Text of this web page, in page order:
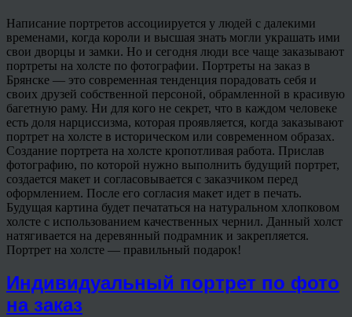
Написание портретов ассоциируется у людей с далекими
временами, когда короли и высшая знать могли украшать ими
свои дворцы и замки. Но и сегодня люди все чаще заказывают
портреты на холсте по фотографии. Портреты на заказ в
Брянске — это современная тенденция порадовать себя и
своих друзей собственной персоной, обрамленной в красивую
багетную раму. Ни для кого не секрет, что в каждом человеке
есть доля нарциссизма, которая проявляется, когда заказывают
портрет на холсте в историческом или современном образах.
Создание портрета на холсте кропотливая работа. Прислав
фотографию, по которой нужно выполнить будущий портрет,
создается макет и согласовывается с заказчиком перед
оформлением. После его согласия макет идет в печать.
Будущая картина будет печататься на натуральном хлопковом
холсте с использованием качественных чернил. Данный холст
натягивается на деревянный подрамник и закрепляется.
Портрет на холсте — правильный подарок!
Индивидуальный портрет по фото
на заказ